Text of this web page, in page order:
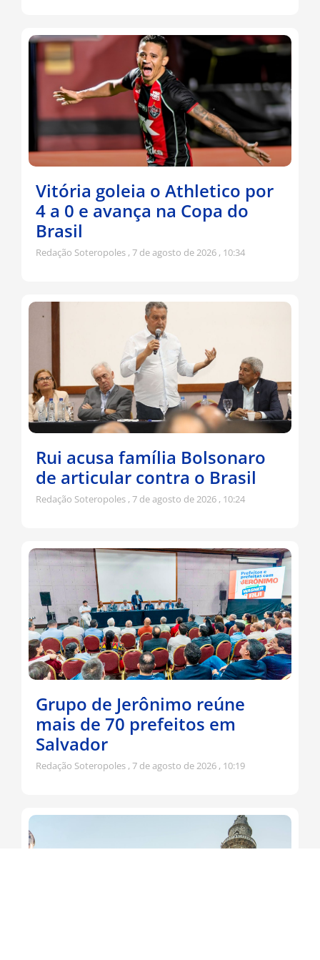
Vitória goleia o Athletico por
4 a 0 e avança na Copa do
Brasil
Redação Soteropoles 7 de agosto de 2026 10:34
Rui acusa família Bolsonaro
de articular contra o Brasil
Redação Soteropoles 7 de agosto de 2026 10:24
Grupo de Jerônimo reúne
mais de 70 prefeitos em
Salvador
Redação Soteropoles 7 de agosto de 2026 10:19